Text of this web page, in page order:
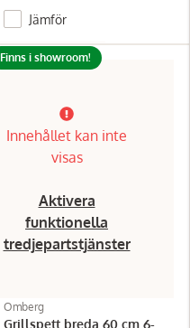
Jämför
Innehållet kan inte
visas
Aktivera
funktionella
tredjepartstjänster
Omberg
Grillspett breda 60 cm 6-
Finns i showroom!